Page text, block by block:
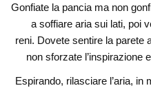
Gonfiate la pancia ma non
a soffiare aria sui lati, poi
reni. Dovete sentire la parete
non sforzate l’inspirazione
Espirando, rilasciare l’aria, in